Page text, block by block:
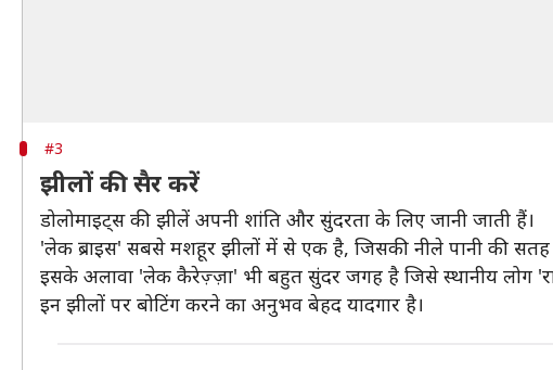
#3
झीलों की सैर करें
डोलोमाइट्स की झीलें अपनी शांति और सुंदरता के लिए जानी जाती हैं।
'लेक ब्राइस' सबसे मशहूर झीलों में से एक है, जिसकी नीले पानी की सतह
इसके अलावा 'लेक कैरेज़्ज़ा' भी बहुत सुंदर जगह है जिसे स्थानीय लोग
इन झीलों पर बोटिंग करने का अनुभव बेहद यादगार है।